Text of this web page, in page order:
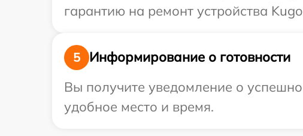
гарантию на ремонт устройства
5
Информирование о готовности
Вы получите уведомление о
удобное место и время.